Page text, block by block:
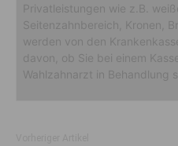
Privatleistungen wie z.B.
Seitenzahnbereich, Kronen,
werden von den
davon, ob Sie bei einem
Wahlzahnarzt in Behandlung